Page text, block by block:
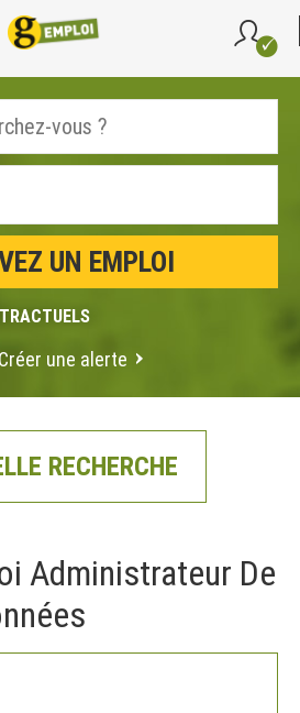
Créer une alerte
RECHERCHE
Administrateur De